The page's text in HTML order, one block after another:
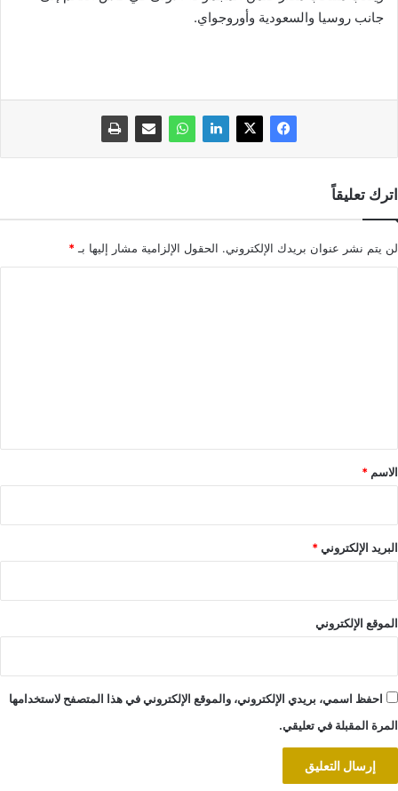
جانب روسيا والسعودية وأوروجواي.
اترك تعليقاً
لن يتم نشر عنوان بريدك الإلكتروني. الحقول الإلزامية مشار إليها بـ *
*
الاسم *
البريد الإلكتروني*
الموقع الإلكتروني
احفظ اسمي، بريدي الإلكتروني، والموقع الإلكتروني في هذا المتصفح لاستخدامها
المرة المقبلة في تعليقي.